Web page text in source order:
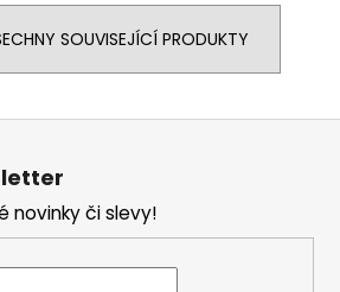
SOUVISEJÍCÍ PRODUKTY
novinky či slevy!